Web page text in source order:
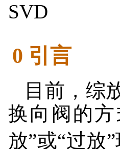
SVD
0 引言
目前，综
换向阀的
放”或“过放